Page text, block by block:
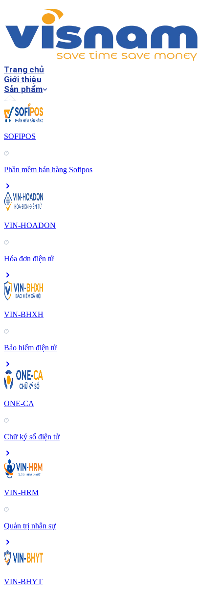
Trang chủ
Giới thiệu
Sản phẩm
SOFIPOS
Phần mềm bán hàng Sofipos
VIN-HOADON
Hóa đơn điện tử
VIN-BHXH
Bảo hiểm điện tử
ONE-CA
Chữ ký số điện tử
VIN-HRM
Quản trị nhân sự
VIN-BHYT